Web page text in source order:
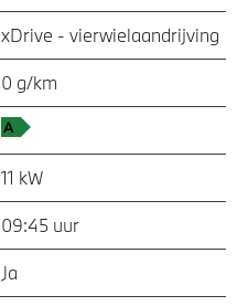
xDrive - vierwielaandrijving
0 g/km
11 kW
09:45 uur
Ja